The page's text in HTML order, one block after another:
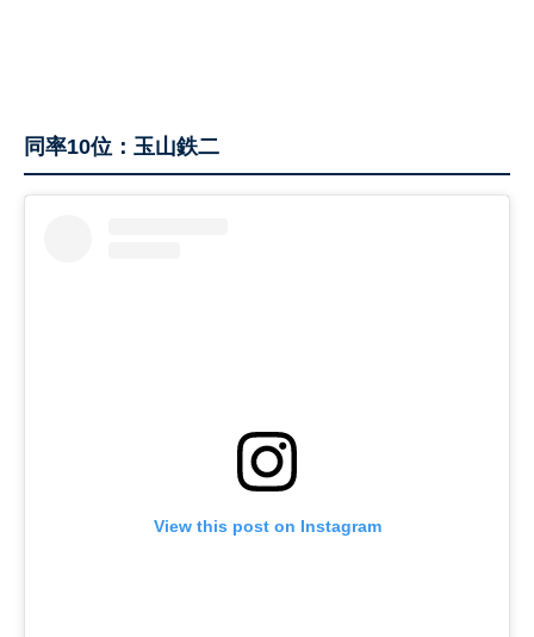
同率10位：玉山鉄二
View this post on Instagram